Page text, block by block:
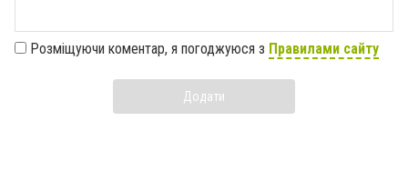
Розміщуючи коментар, я погоджуюся з Правилами сайту
Додати